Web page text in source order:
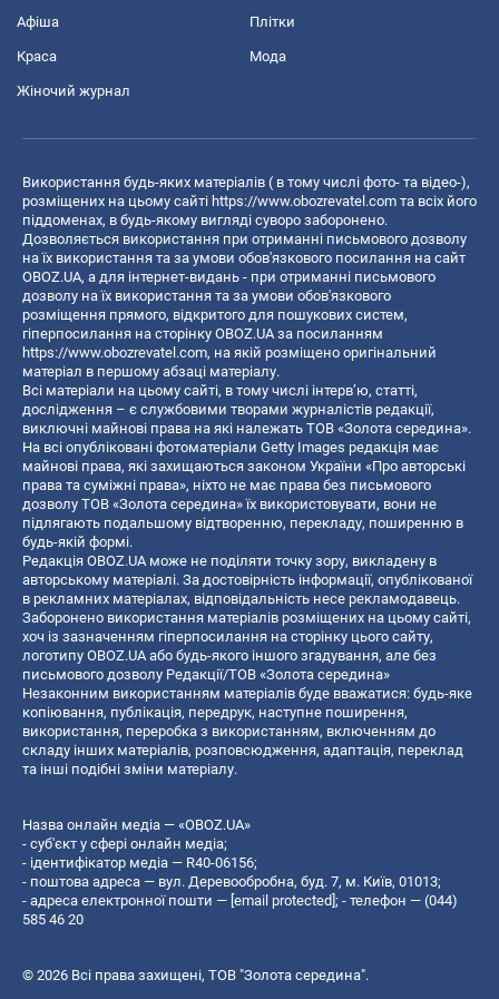
Афіша Плітки
Краса Мода
Жіночий журнал
Використання будь-яких матеріалів ( в тому числі фото- та відео-),
розміщених на цьому сайті https://www.obozrevatel.com та всіх його
піддоменах, в будь-якому вигляді суворо заборонено.
Дозволяється використання при отриманні письмового дозволу
на їх використання та за умови обов'язкового посилання на сайт
OBOZ.UA, а для інтернет-видань - при отриманні письмового
дозволу на їх використання та за умови обов'язкового
розміщення прямого, відкритого для пошукових систем,
гіперпосилання на сторінку OBOZ.UA за посиланням
https://www.obozrevatel.com, на якій розміщено оригінальний
матеріал в першому абзаці матеріалу.
Всі матеріали на цьому сайті, в тому числі інтерв’ю, статті,
дослідження – є службовими творами журналістів редакції,
виключні майнові права на які належать ТОВ «Золота середина».
На всі опубліковані фотоматеріали Getty Images редакція має
майнові права, які захищаються законом України «Про авторські
права та суміжні права», ніхто не має права без письмового
дозволу ТОВ «Золота середина» їх використовувати, вони не
підлягають подальшому відтворенню, перекладу, поширенню в
будь-якій формі.
Редакція OBOZ.UA може не поділяти точку зору, викладену в
авторському матеріалі. За достовірність інформації, опублікованої
в рекламних матеріалах, відповідальність несе рекламодавець.
Заборонено використання матеріалів розміщених на цьому сайті,
хоч із зазначенням гіперпосилання на сторінку цього сайту,
логотипу OBOZ.UA або будь-якого іншого згадування, але без
письмового дозволу Редакції/ТОВ «Золота середина»
Незаконним використанням матеріалів буде вважатися: будь-яке
копiювання, публiкацiя, передрук, наступне поширення,
використання, переробка з використанням, включенням до
складу інших матеріалів, розповсюдження, адаптація, переклад
та інші подібні зміни матеріалу.
Назва онлайн медіа — «OBOZ.UA»
- суб'єкт у сфері онлайн медіа;
- ідентифікатор медіа — R40-06156;
- поштова адреса — вул. Деревообробна, буд. 7, м. Київ, 01013;
- адреса електронної пошти — [email protected]; - телефон — (044)
585 46 20
© 2026 Всі права захищені, ТОВ "Золота середина".